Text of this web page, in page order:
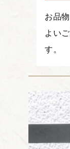
お品
よい
す。